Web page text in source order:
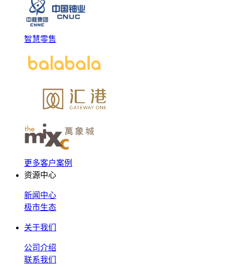
智慧零售
更多客户案例
资源中心
新闻中心
极市生态
关于我们
公司介绍
联系我们